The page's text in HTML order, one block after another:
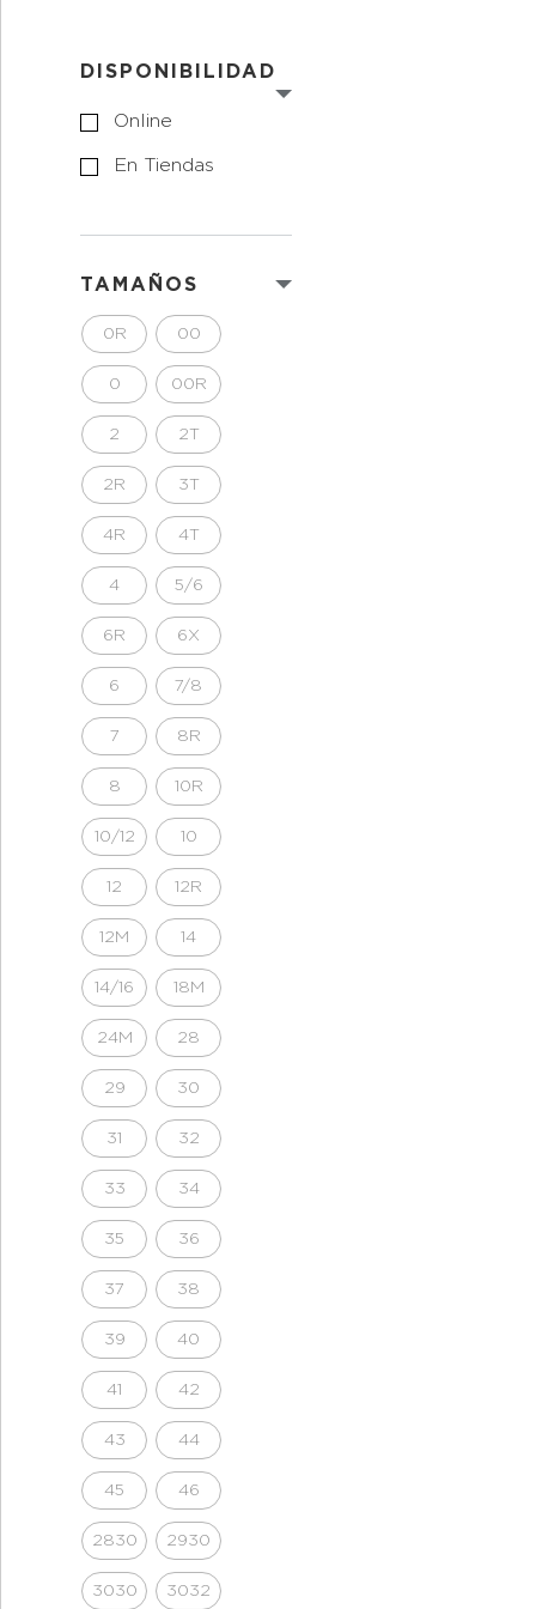
DISPONIBILIDAD
Online
En Tiendas
TAMAÑOS
0R 00
0 00R
2 2T
2R 3T
4R 4T
4 5/6
6R 6X
6 7/8
7 8R
8 10R
10/12 10
12 12R
12M 14
14/16 18M
24M 28
29 30
31 32
33 34
35 36
37 38
39 40
41 42
43 44
45 46
2830 2930
3030 3032